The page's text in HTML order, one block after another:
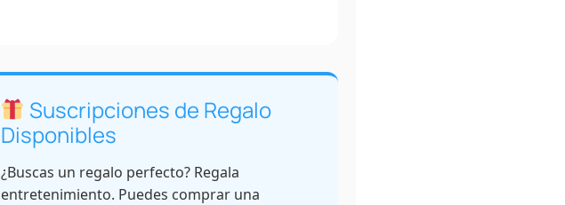
Suscripciones de Regalo
Disponibles
¿Buscas un regalo perfecto? Regala
entretenimiento. Puedes comprar una